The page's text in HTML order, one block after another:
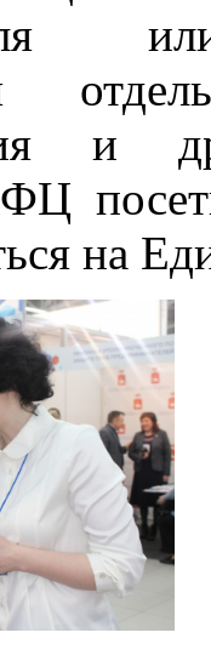
и
на